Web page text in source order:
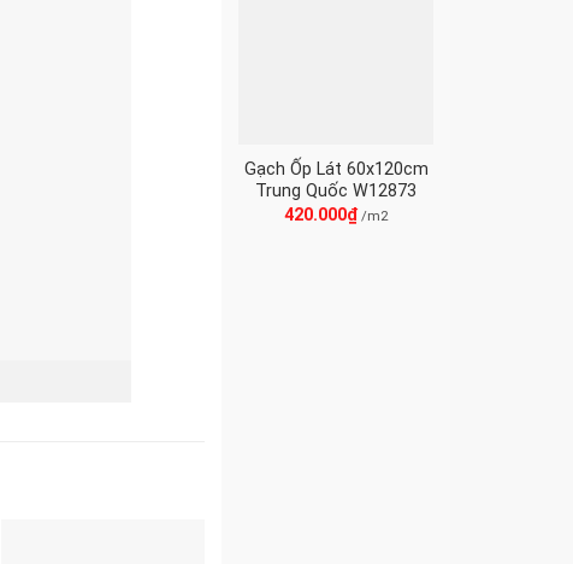
Gạch Ốp Lát 60x120cm
Trung Quốc W12873
420.000₫ /m2